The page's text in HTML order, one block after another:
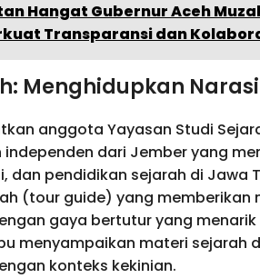
Hangat Gubernur Aceh
Transparansi dan
Menghidupkan
anggota Yayasan Studi
dari Jember yang
dan pendidikan sejarah di Jawa
(tour guide) yang memberikan
gaya bertutur yang
menyampaikan materi sejarah
konteks kekinian.